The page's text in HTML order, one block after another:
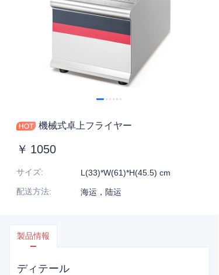
機械式卓上フライヤー
￥ 1050
サイズ:
L(33)*W(61)*H(45.5) cm
配送方法: 海运，陆运
製品情報
ディテール